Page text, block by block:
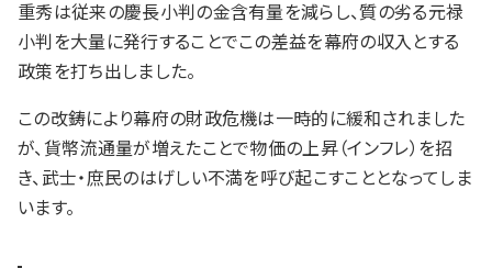
重秀は従来の慶長小判の金含有量を減らし、質の劣る元禄
小判を大量に発行することでこの差益を幕府の収入とする
政策を打ち出しました。
この改鋳により幕府の財政危機は一時的に緩和されました
が、貨幣流通量が増えたことで物価の上昇（インフレ）を招
き、武士・庶民のはげしい不満を呼び起こすこととなってしま
います。